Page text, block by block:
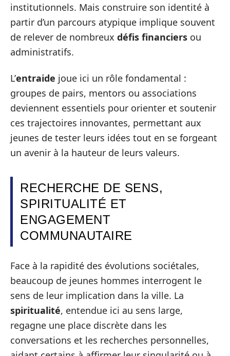
institutionnels. Mais construire son identité à
partir d’un parcours atypique implique souvent
de relever de nombreux défis financiers ou
administratifs.
L’entraide joue ici un rôle fondamental :
groupes de pairs, mentors ou associations
deviennent essentiels pour orienter et soutenir
ces trajectoires innovantes, permettant aux
jeunes de tester leurs idées tout en se forgeant
un avenir à la hauteur de leurs valeurs.
RECHERCHE DE SENS,
SPIRITUALITÉ ET
ENGAGEMENT
COMMUNAUTAIRE
Face à la rapidité des évolutions sociétales,
beaucoup de jeunes hommes interrogent le
sens de leur implication dans la ville. La
spiritualité, entendue ici au sens large,
regagne une place discrète dans les
conversations et les recherches personnelles,